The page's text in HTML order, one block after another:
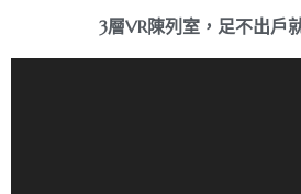
3層VR陳列室，足不出戶